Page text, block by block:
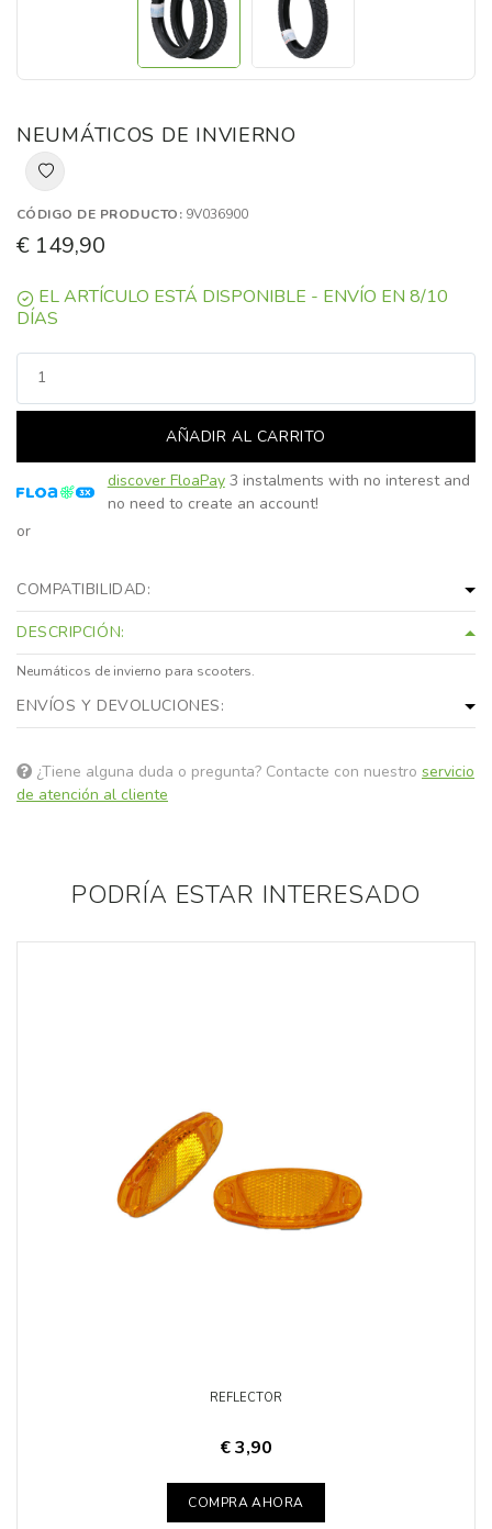
NEUMÁTICOS DE INVIERNO
CÓDIGO DE PRODUCTO: 9V036900
€ 149,90
EL ARTÍCULO ESTÁ DISPONIBLE - ENVÍO EN 8/10
DÍAS
AÑADIR AL CARRITO
discover FloaPay3 instalments with no interest and
no need to create an account!
or
COMPATIBILIDAD:
DESCRIPCIÓN:
Neumáticos de invierno para scooters.
ENVÍOS Y DEVOLUCIONES:
¿Tiene alguna duda o pregunta? Contacte con nuestro servicio
de atención al cliente
PODRÍA ESTAR INTERESADO
REFLECTOR
€ 3,90
COMPRA AHORA